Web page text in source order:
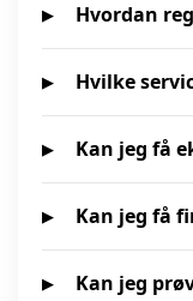
Hvordan
Hvilke
Kan jeg få
Kan jeg få
Kan jeg